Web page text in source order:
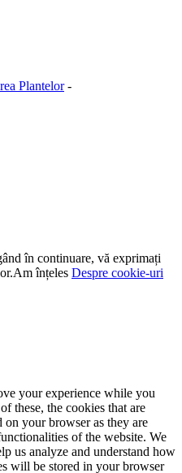
Plantelor-
în continuare, vă exprimați
Am înțeles Despre cookie-uri
your experience while you
these, the cookies that are
on your browser as they are
of the website. We
us analyze and understand how
will be stored in your browser